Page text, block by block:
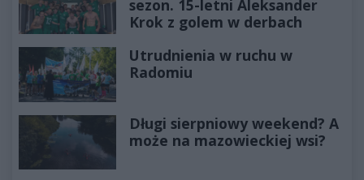
sezon. 15-letni Aleksander
Krok z golem w derbach
Utrudnienia w ruchu w
Radomiu
Długi sierpniowy weekend? A
może na mazowieckiej wsi?